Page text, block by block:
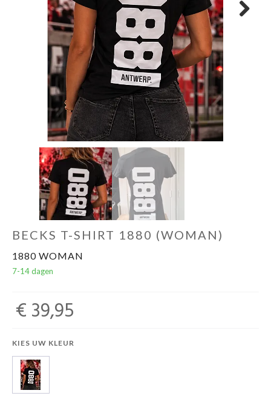
OUTLET
BECKS T-SHIRT 1880 (WOMAN)
1880 WOMAN
7-14 dagen
€ 39,95
KIES UW KLEUR